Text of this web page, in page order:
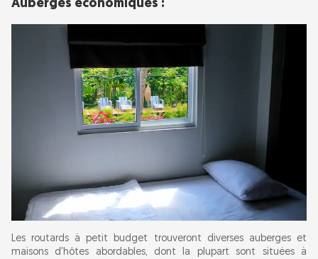
Auberges économiques :
Les routards à petit budget trouveront diverses auberges et
maisons d'hôtes abordables, dont la plupart sont situées à